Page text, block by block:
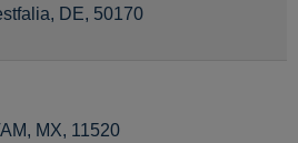
DE, 50170
MX, 11520